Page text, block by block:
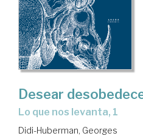
Desear
Lo que nos levanta, 1
Didi-Huberman, Georges